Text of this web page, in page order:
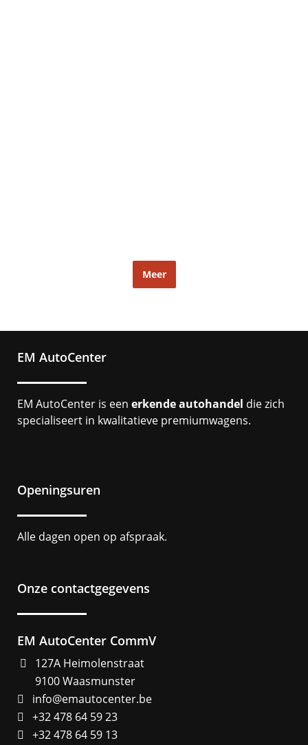
Meer
EM AutoCenter
EM AutoCenter is een erkende autohandel die zich
specialiseert in kwalitatieve premiumwagens.
Openingsuren
Alle dagen open op afspraak.
Onze contactgegevens
EM AutoCenter CommV
127A Heimolenstraat
9100 Waasmunster
info@emautocenter.be
+32 478 64 59 23
+32 478 64 59 13